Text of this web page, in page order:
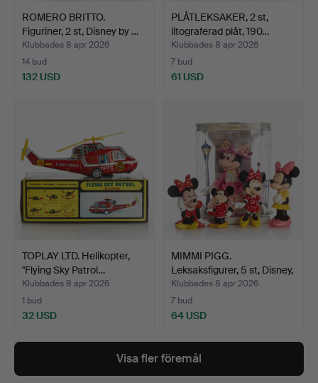
ROMERO BRITTO.
Figuriner, 2 st, Disney by …
Klubbades 8 apr 2026
14 bud
132 USD
PLÅTLEKSAKER, 2 st,
litograferad plåt, 190…
Klubbades 8 apr 2026
7 bud
61 USD
TOPLAY LTD. Helikopter,
"Flying Sky Patrol…
Klubbades 8 apr 2026
1 bud
32 USD
MIMMI PIGG.
Leksaksfigurer, 5 st, Disney,
…
Klubbades 8 apr 2026
7 bud
64 USD
Visa fler föremål